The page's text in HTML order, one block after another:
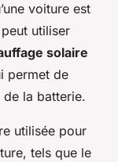
voiture est
utiliser
solaire
permet de
de la batterie.
utilisée pour
tels que le